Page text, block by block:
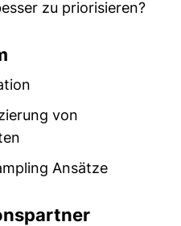
zu priorisieren?
von
Ansätze